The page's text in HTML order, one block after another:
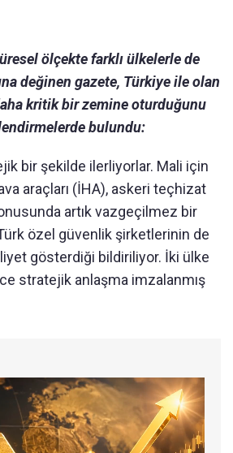
ölçekte farklı ülkelerle de
değinen gazete, Türkiye ile olan
kritik bir zemine oturduğunu
bulundu:
bir şekilde ilerliyorlar. Mali için
araçları (İHA), askeri teçhizat
artık vazgeçilmez bir
özel güvenlik şirketlerinin de
gösterdiği bildiriliyor. İki ülke
stratejik anlaşma imzalanmış